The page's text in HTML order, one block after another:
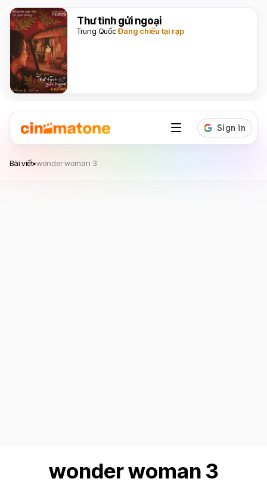
Thư tình gửi ngoại
Trung QuốcĐang chiếu tại rạp
Bài viết▸wonder woman 3
wonder woman 3